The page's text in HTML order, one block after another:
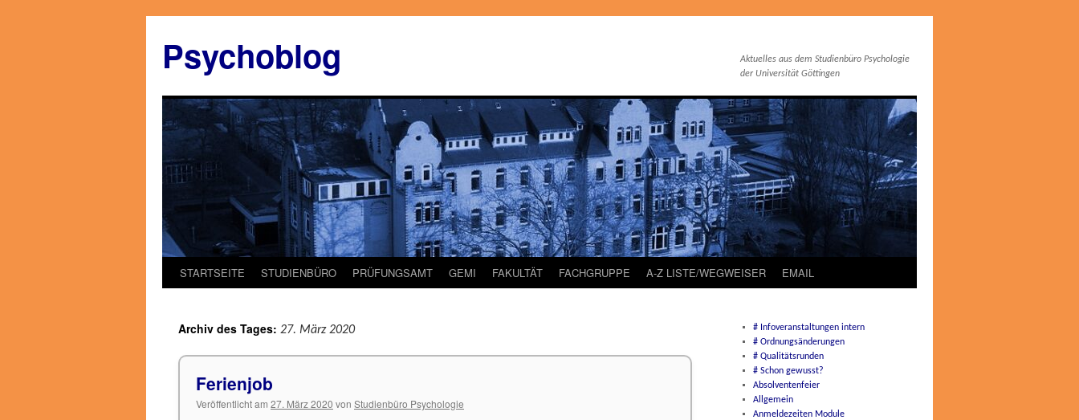
springen
Psychoblog
Aktuelles aus dem Studienbüro Psychologie
der Universität Göttingen
STARTSEITE STUDIENBÜRO PRÜFUNGSAMT GEMI FAKULTÄT FACHGRUPPE A-Z LISTE/WEGWEISER EMAIL
Archiv des Tages: 27. März 2020
Ferienjob
Veröffentlicht am 27. März 2020 von Studienbüro Psychologie
# Infoveranstaltungen intern
# Ordnungsänderungen
# Qualitätsrunden
# Schon gewusst?
Absolventenfeier
Allgemein
Anmeldezeiten Module